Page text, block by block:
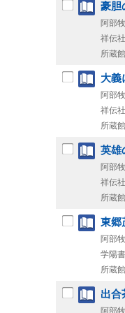
豪胆
阿部
祥伝社
所蔵
大義
阿部
祥伝社
所蔵
英雄
阿部
祥伝社
所蔵
東郷
阿部
学陽
所蔵
出合
阿部